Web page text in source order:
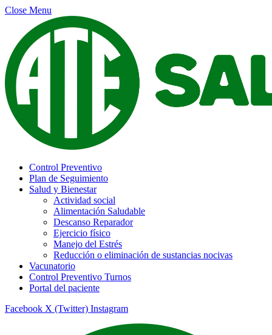
Close Menu
Control Preventivo
Plan de Seguimiento
Salud y Bienestar
Actividad social
Alimentación Saludable
Descanso Reparador
Ejercicio físico
Manejo del Estrés
Reducción o eliminación de sustancias nocivas
Vacunatorio
Control Preventivo Turnos
Portal del paciente
Facebook X (Twitter) Instagram